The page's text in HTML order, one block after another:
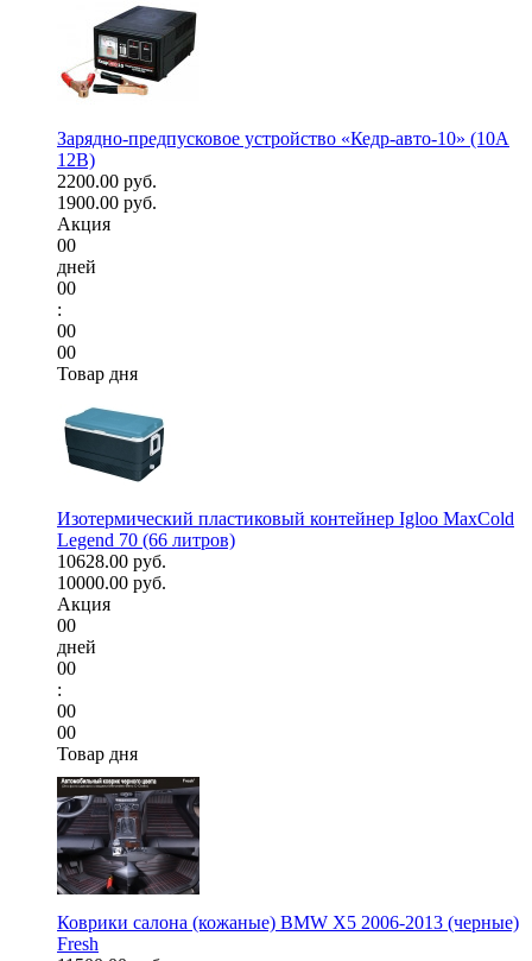
Зарядно-предпусковое устройство «Кедр-авто-10» (10A
12В)
2200.00 руб.
1900.00 руб.
Акция
00
дней
00
:
00
00
Товар дня
Изотермический пластиковый контейнер Igloo MaxCold
Legend 70 (66 литров)
10628.00 руб.
10000.00 руб.
Акция
00
дней
00
:
00
00
Товар дня
Коврики салона (кожаные) BMW X5 2006-2013 (черные)
Fresh